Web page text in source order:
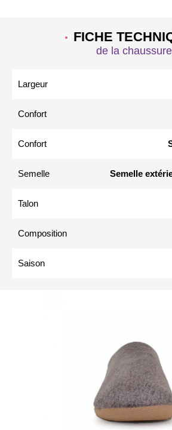
FICHE
de la chaussure
Largeur
Confort
Confort
Semelle Semelle
Talon
Composition
Saison